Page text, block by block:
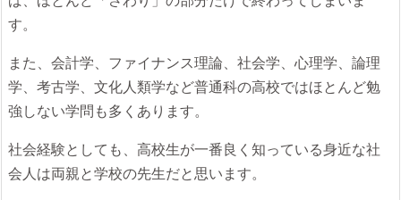
す。
また、会計学、ファイナンス理論、社会学、心理学、論理
学、考古学、文化人類学など普通科の高校ではほとんど勉
強しない学問も多くあります。
社会経験としても、高校生が一番良く知っている身近な社
会人は両親と学校の先生だと思います。